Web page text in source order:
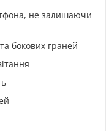
не залишаючи
бокових граней